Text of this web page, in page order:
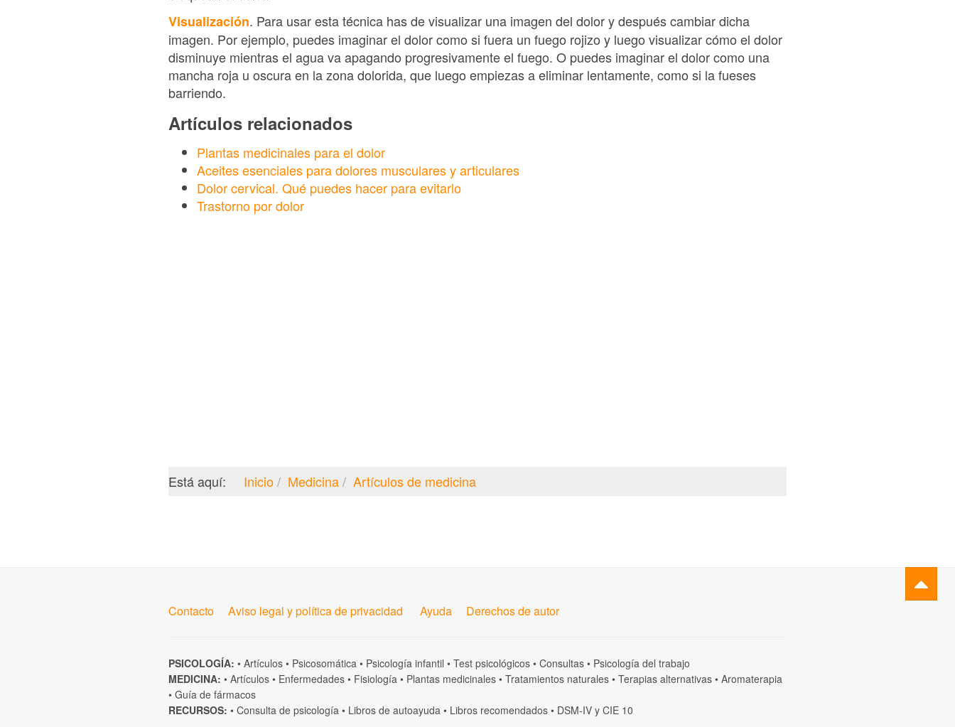
Visualización. Para usar esta técnica has de visualizar una imagen del dolor y después cambiar dicha
imagen. Por ejemplo, puedes imaginar el dolor como si fuera un fuego rojizo y luego visualizar cómo el dolor
disminuye mientras el agua va apagando progresivamente el fuego. O puedes imaginar el dolor como una
mancha roja u oscura en la zona dolorida, que luego empiezas a eliminar lentamente, como si la fueses
barriendo.
Artículos relacionados
Plantas medicinales para el dolor
Aceites esenciales para dolores musculares y articulares
Dolor cervical. Qué puedes hacer para evitarlo
Trastorno por dolor
Está aquí: Inicio Medicina Artículos de medicina
Contacto Aviso legal y política de privacidad Ayuda Derechos de autor
PSICOLOGÍA: • Artículos • Psicosomática • Psicología infantil • Test psicológicos • Consultas • Psicología del trabajo
MEDICINA: • Artículos • Enfermedades • Fisiología • Plantas medicinales • Tratamientos naturales • Terapias alternativas • Aromaterapia
• Guía de fármacos
RECURSOS: • Consulta de psicología • Libros de autoayuda • Libros recomendados • DSM-IV y CIE 10